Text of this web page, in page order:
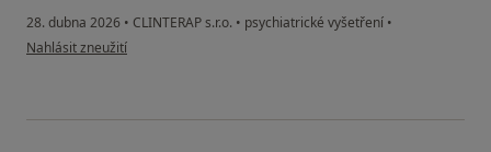
28. dubna 2026 • CLINTERAP s.r.o. • psychiatrické vyšetření •
podle názoru uživatele Antonin Kosek
Nahlásit zneužití